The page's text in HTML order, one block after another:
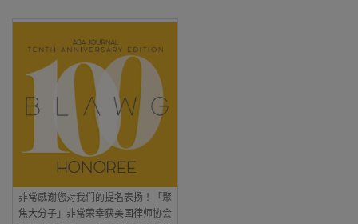
非常感谢您对我们的提名表扬！「聚
焦大分子」非常荣幸获美国律师协会